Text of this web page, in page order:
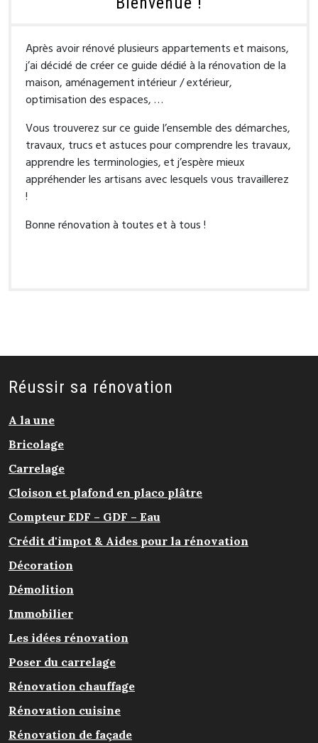
Après avoir rénové plusieurs appartements et maisons,
j’ai décidé de créer ce guide dédié à la rénovation de la
maison, aménagement intérieur / extérieur,
optimisation des espaces, …
Vous trouverez sur ce guide l’ensemble des démarches,
travaux, trucs et astuces pour comprendre les travaux,
apprendre les terminologies, et j’espère mieux
appréhender les artisans avec lesquels vous travaillerez
!
Bonne rénovation à toutes et à tous !
Réussir sa rénovation
A la une
Bricolage
Carrelage
Cloison et plafond en placo plâtre
Compteur EDF – GDF – Eau
Crédit d'impot & Aides pour la rénovation
Décoration
Démolition
Immobilier
Les idées rénovation
Poser du carrelage
Rénovation chauffage
Rénovation cuisine
Rénovation de façade